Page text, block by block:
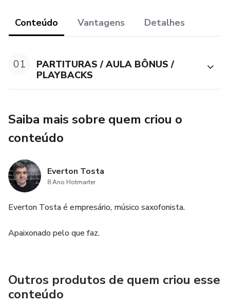
VÍDEO AULA BÔNUS:
pentatônicas, motivos e muitas dicas valiosas pra você
aplicar em suas músicas.
Conteúdo Vantagens Detalhes
01
PARTITURAS / AULA BÔNUS /
PLAYBACKS
Saiba mais sobre quem criou o
conteúdo
Everton Tosta
8 Ano Hotmarter
Everton Tosta é empresário, músico saxofonista.
Apaixonado pelo que faz.
Outros produtos de quem criou esse
conteúdo